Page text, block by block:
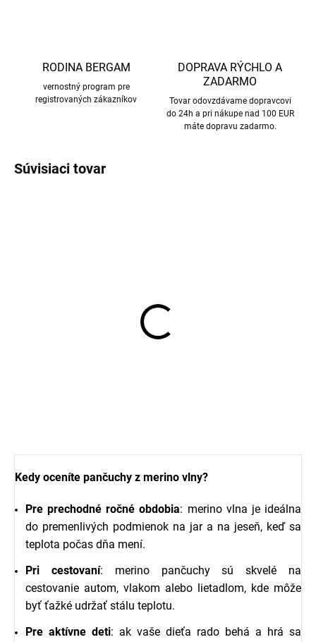
RODINA BERGAM
vernostný program pre
registrovaných zákazníkov
DOPRAVA RÝCHLO A
ZADARMO
Tovar odovzdávame dopravcovi
do 24h a pri nákupe nad 100 EUR
máte dopravu zadarmo.
Súvisiaci tovar
Kedy oceníte pančuchy z merino vlny?
Pre prechodné ročné obdobia: merino vlna je ideálna
do premenlivých podmienok na jar a na jeseň, keď sa
teplota počas dňa mení.
Pri cestovaní: merino pančuchy sú skvelé na
cestovanie autom, vlakom alebo lietadlom, kde môže
byť ťažké udržať stálu teplotu.
Pre aktívne deti: ak vaše dieťa rado behá a hrá sa